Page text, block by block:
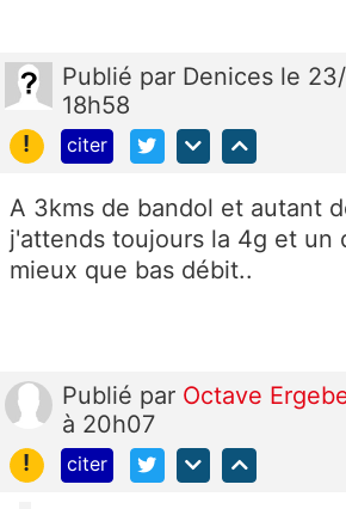
Publié par Denices le
18h58
!
citer
A 3kms de bandol et autant
j'attends toujours la 4g et un
mieux que bas débit..
Publié par Octave
à 20h07
!
citer